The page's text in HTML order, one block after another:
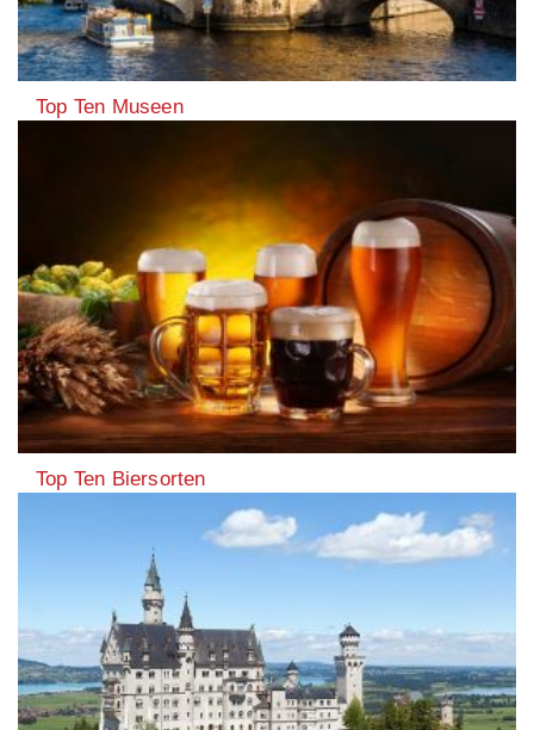
Top Ten Museen
Top Ten Biersorten